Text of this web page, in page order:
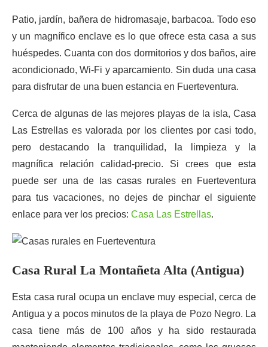
Patio, jardín, bañera de hidromasaje, barbacoa. Todo eso
y un magnífico enclave es lo que ofrece esta casa a sus
huéspedes. Cuanta con dos dormitorios y dos baños, aire
acondicionado, Wi-Fi y aparcamiento. Sin duda una casa
para disfrutar de una buen estancia en Fuerteventura.
Cerca de algunas de las mejores playas de la isla, Casa
Las Estrellas es valorada por los clientes por casi todo,
pero destacando la tranquilidad, la limpieza y la
magnífica relación calidad-precio. Si crees que esta
puede ser una de las casas rurales en Fuerteventura
para tus vacaciones, no dejes de pinchar el siguiente
enlace para ver los precios: Casa Las Estrellas.
Casa Rural La Montañeta Alta (Antigua)
Esta casa rural ocupa un enclave muy especial, cerca de
Antigua y a pocos minutos de la playa de Pozo Negro. La
casa tiene más de 100 años y ha sido restaurada